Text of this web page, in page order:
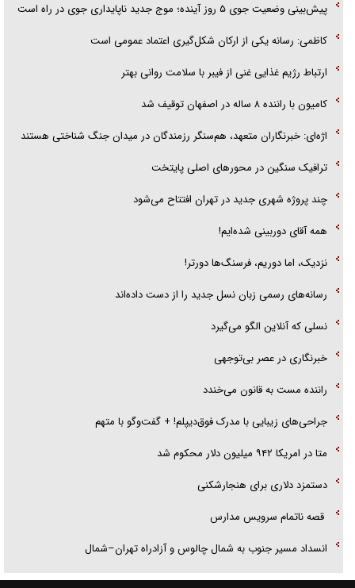
فریاد‌ها و ناله‌های دوستان مبارزدلم را آتش می‌زد
پیش‌بینی وضعیت جوی ۵ روز آینده؛ موج جدید ناپایداری جوی در راه است
کاظمی: رسانه یکی از ارکان شکل‌گیری اعتماد عمومی است
ارتباط رژیم غذایی غنی از فیبر با سلامت روانی بهتر
کامیون با راننده ۸ ساله در اصفهان توقیف شد
اژه‌ای: خبرنگاران متعهد، هم‌سنگر رزمندگان در میدان جنگ شناختی هستند
ترافیک سنگین در محورهای اصلی پایتخت
چند پروژه شهری جدید در تهران افتتاح می‌شود
همه آقای دوربینی شده‌ایم!
نزدیک، اما دوریم، فرسنگ‌ها دورتر!
رسانه‌های رسمی زبان نسل جدید را از دست داده‌اند
نسلی که آنلاین الگو می‌گیرد
‌خبرنگاری در عصر بی‌توجهی
راننده مست به قانون می‌خندد
جراحی‌های زیبایی با مدرک فوق‌دیپلم! + گفت‌وگو با متهم
متا در امریکا ۹۴۲ میلیون دلار محکوم شد
دستمزد دلاری برای هنجارشکنی
قصه ناتمام سرویس مدارس
انسداد مسیر جنوب به شمال چالوس و آزادراه تهران–شمال